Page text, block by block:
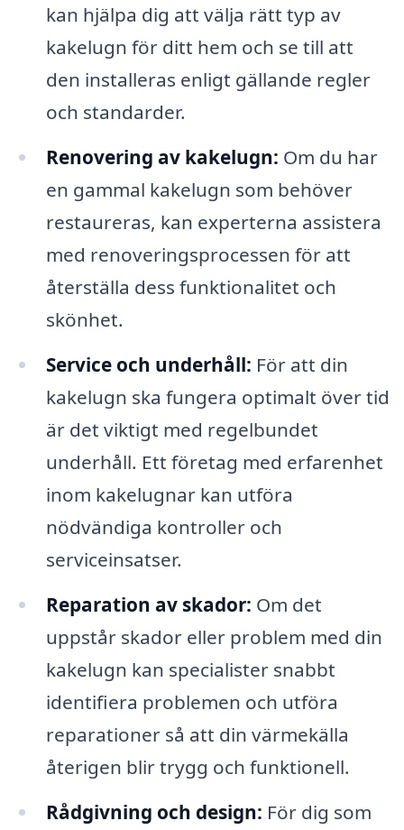
kan hjälpa dig att välja rätt typ av
kakelugn för ditt hem och se till att
den installeras enligt gällande regler
och standarder.
Renovering av kakelugn: Om du har
en gammal kakelugn som behöver
restaureras, kan experterna assistera
med renoveringsprocessen för att
återställa dess funktionalitet och
skönhet.
Service och underhåll: För att din
kakelugn ska fungera optimalt över tid
är det viktigt med regelbundet
underhåll. Ett företag med erfarenhet
inom kakelugnar kan utföra
nödvändiga kontroller och
serviceinsatser.
Reparation av skador: Om det
uppstår skador eller problem med din
kakelugn kan specialister snabbt
identifiera problemen och utföra
reparationer så att din värmekälla
återigen blir trygg och funktionell.
Rådgivning och design: För dig som